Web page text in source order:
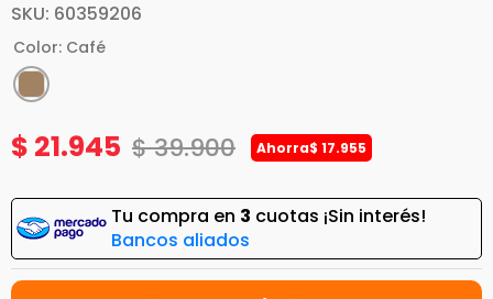
SKU: 60359206
Color: Café
$ 21.945 $39.900 Ahorra$ 17.955
Tu compra en 3 cuotas ¡Sin interés!
Bancos aliados